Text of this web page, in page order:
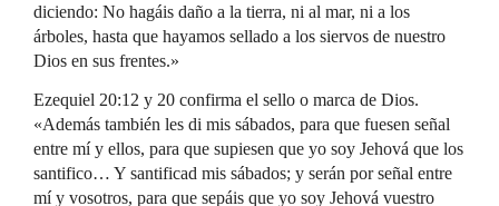
diciendo: No hagáis daño a la tierra, ni al mar, ni a los
árboles, hasta que hayamos sellado a los siervos de nuestro
Dios en sus frentes.»
Ezequiel 20:12 y 20 confirma el sello o marca de Dios.
«Además también les di mis sábados, para que fuesen señal
entre mí y ellos, para que supiesen que yo soy Jehová que los
santifico… Y santificad mis sábados; y serán por señal entre
mí y vosotros, para que sepáis que yo soy Jehová vuestro